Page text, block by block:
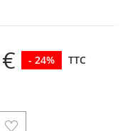
- 24% TTC